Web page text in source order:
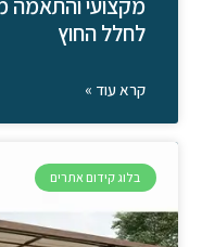
לחלל החוץ
קרא עוד »
בלוג קידום אתרים